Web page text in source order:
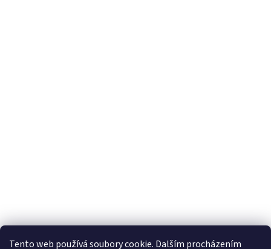
Tento web používá soubory cookie. Dalším procházením